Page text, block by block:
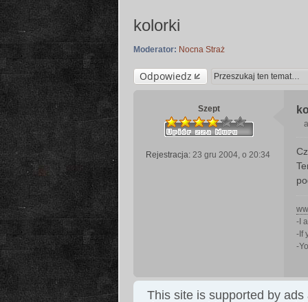
kolorki
Moderator: Nocna Straż
Odpowiedz
Szept
Rejestracja: 23 gru 2004, o 20:34
s
t
-I
-If
-
This site is supported by ads